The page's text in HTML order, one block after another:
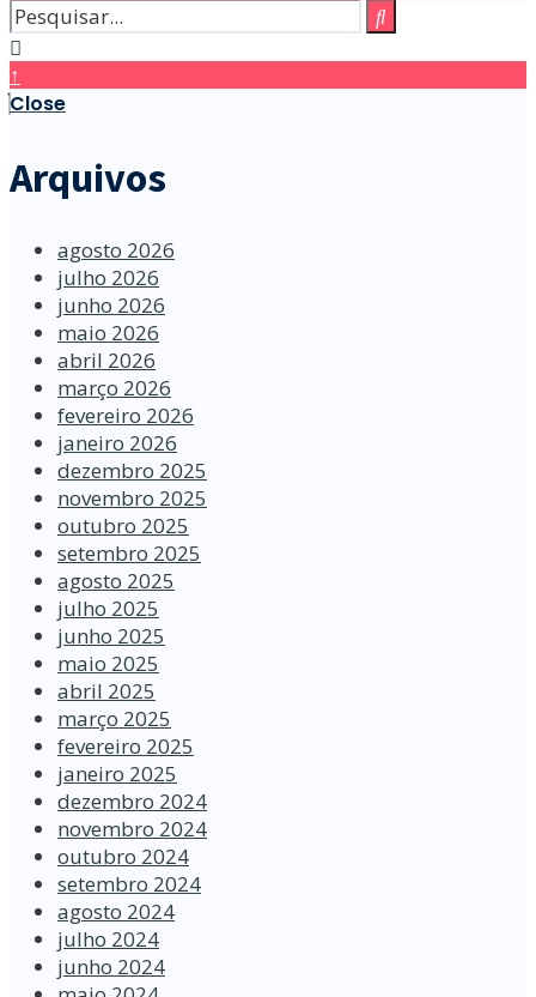
↑
Close
Arquivos
agosto 2026
julho 2026
junho 2026
maio 2026
abril 2026
março 2026
fevereiro 2026
janeiro 2026
dezembro 2025
novembro 2025
outubro 2025
setembro 2025
agosto 2025
julho 2025
junho 2025
maio 2025
abril 2025
março 2025
fevereiro 2025
janeiro 2025
dezembro 2024
novembro 2024
outubro 2024
setembro 2024
agosto 2024
julho 2024
junho 2024